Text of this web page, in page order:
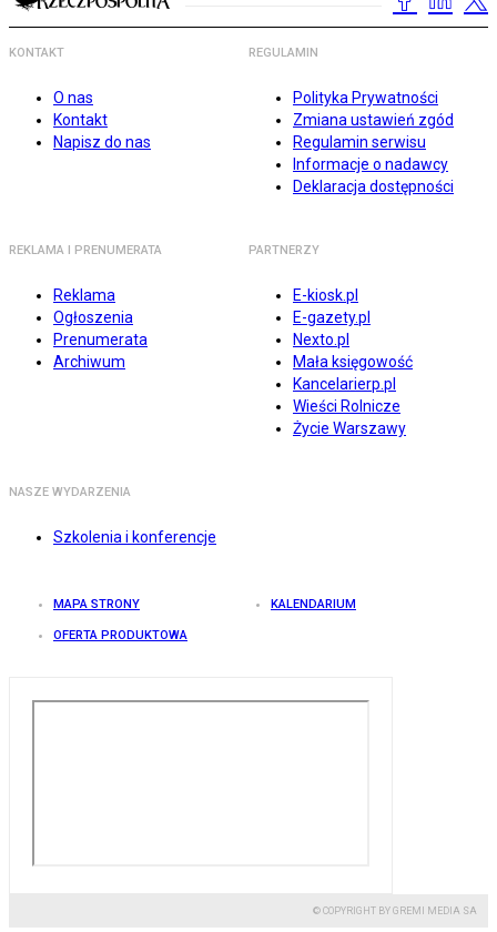
KONTAKT
O nas
Kontakt
Napisz do nas
REGULAMIN
Polityka Prywatności
Zmiana ustawień zgód
Regulamin serwisu
Informacje o nadawcy
Deklaracja dostępności
REKLAMA I PRENUMERATA
Reklama
Ogłoszenia
Prenumerata
Archiwum
PARTNERZY
E-kiosk.pl
E-gazety.pl
Nexto.pl
Mała księgowość
Kancelarierp.pl
Wieści Rolnicze
Życie Warszawy
NASZE WYDARZENIA
Szkolenia i konferencje
MAPA STRONY KALENDARIUM
OFERTA PRODUKTOWA
© COPYRIGHT BY GREMI MEDIA SA